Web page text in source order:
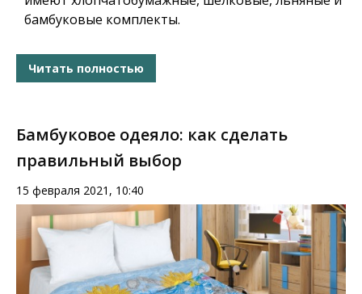
бамбуковые комплекты.
Читать полностью
Бамбуковое одеяло: как сделать
правильный выбор
15 февраля 2021, 10:40